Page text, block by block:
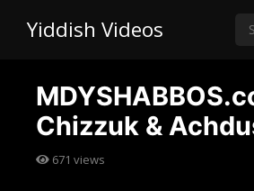
Yiddish Videos
Chizzuk &
671 views